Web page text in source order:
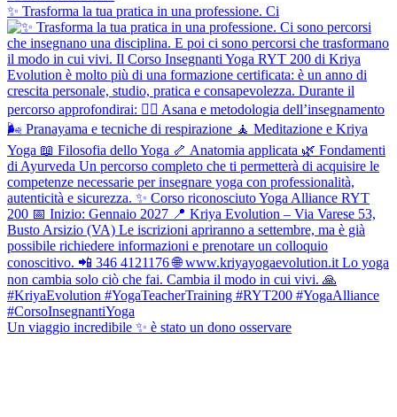
✨ Trasforma la tua pratica in una professione. Ci
Un viaggio incredibile ✨ è stato un dono osservare